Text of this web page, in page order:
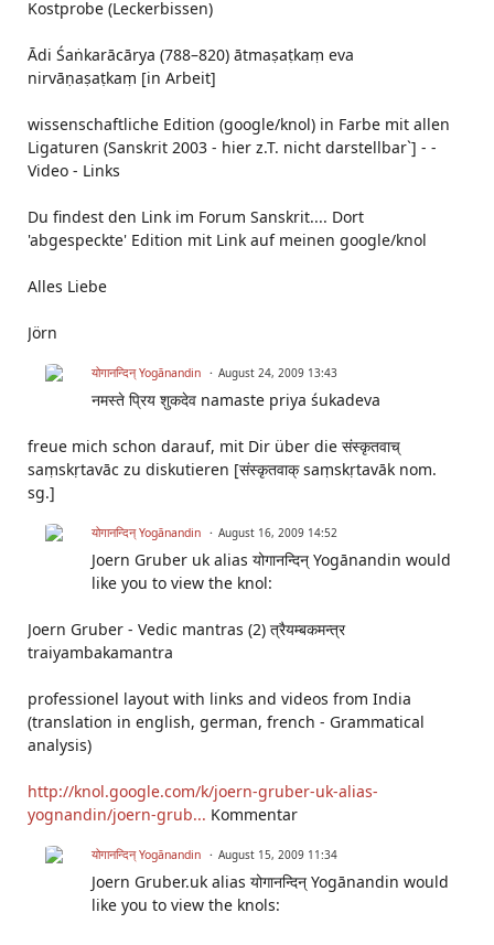
Kostprobe (Leckerbissen)
Ādi Śaṅkarācārya (788–820) ātmaṣaṭkaṃ eva
nirvāṇaṣaṭkaṃ [in Arbeit]
wissenschaftliche Edition (google/knol) in Farbe mit allen
Ligaturen (Sanskrit 2003 - hier z.T. nicht darstellbar`] - -
Video - Links
Du findest den Link im Forum Sanskrit.... Dort
'abgespeckte' Edition mit Link auf meinen google/knol
Alles Liebe
Jörn
योगानन्दिन् Yogānandin August 24, 2009 13:43
नमस्ते प्रिय शुकदेव namaste priya śukadeva
freue mich schon darauf, mit Dir über die संस्कृतवाच्
saṃskṛtavāc zu diskutieren [संस्कृतवाक् saṃskṛtavāk nom.
sg.]
योगानन्दिन् Yogānandin August 16, 2009 14:52
Joern Gruber uk alias योगानन्दिन् Yogānandin would
like you to view the knol:
Joern Gruber - Vedic mantras (2) त्रैयम्बकमन्त्र
traiyambakamantra
professionel layout with links and videos from India
(translation in english, german, french - Grammatical
analysis)
http://knol.google.com/k/joern-gruber-uk-alias-
yognandin/joern-grub... Kommentar
योगानन्दिन् Yogānandin August 15, 2009 11:34
Joern Gruber.uk alias योगानन्दिन् Yogānandin would
like you to view the knols: